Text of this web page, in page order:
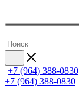
+7 (964) 388-0830
+7 (964) 388-0830